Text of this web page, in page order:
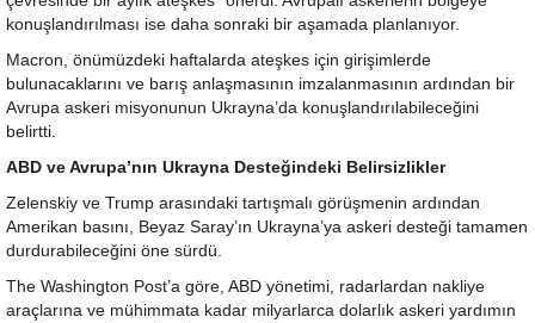
konuşlandırılması ise daha sonraki bir aşamada planlanıyor.
Macron, önümüzdeki haftalarda ateşkes için girişimlerde
bulunacaklarını ve barış anlaşmasının imzalanmasının ardından bir
Avrupa askeri misyonunun Ukrayna’da konuşlandırılabileceğini
belirtti.
ABD ve Avrupa’nın Ukrayna Desteğindeki Belirsizlikler
Zelenskiy ve Trump arasındaki tartışmalı görüşmenin ardından
Amerikan basını, Beyaz Saray’ın Ukrayna’ya askeri desteği tamamen
durdurabileceğini öne sürdü.
The Washington Post’a göre, ABD yönetimi, radarlardan nakliye
araçlarına ve mühimmata kadar milyarlarca dolarlık askeri yardımın